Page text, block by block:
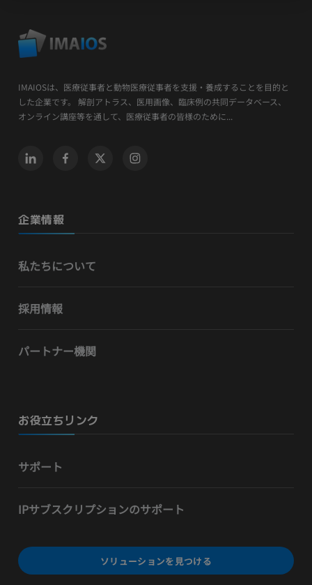
IMAIOSは、医療従事者と動物医療従事者を支援・養成することを目的と
した企業です。 解剖アトラス、医用画像、臨床例の共同データベース、
オンライン講座等を通して、医療従事者の皆様のために...
企業情報
私たちについて
採用情報
パートナー機関
お役立ちリンク
サポート
IPサブスクリプションのサポート
ソリューションを見つける